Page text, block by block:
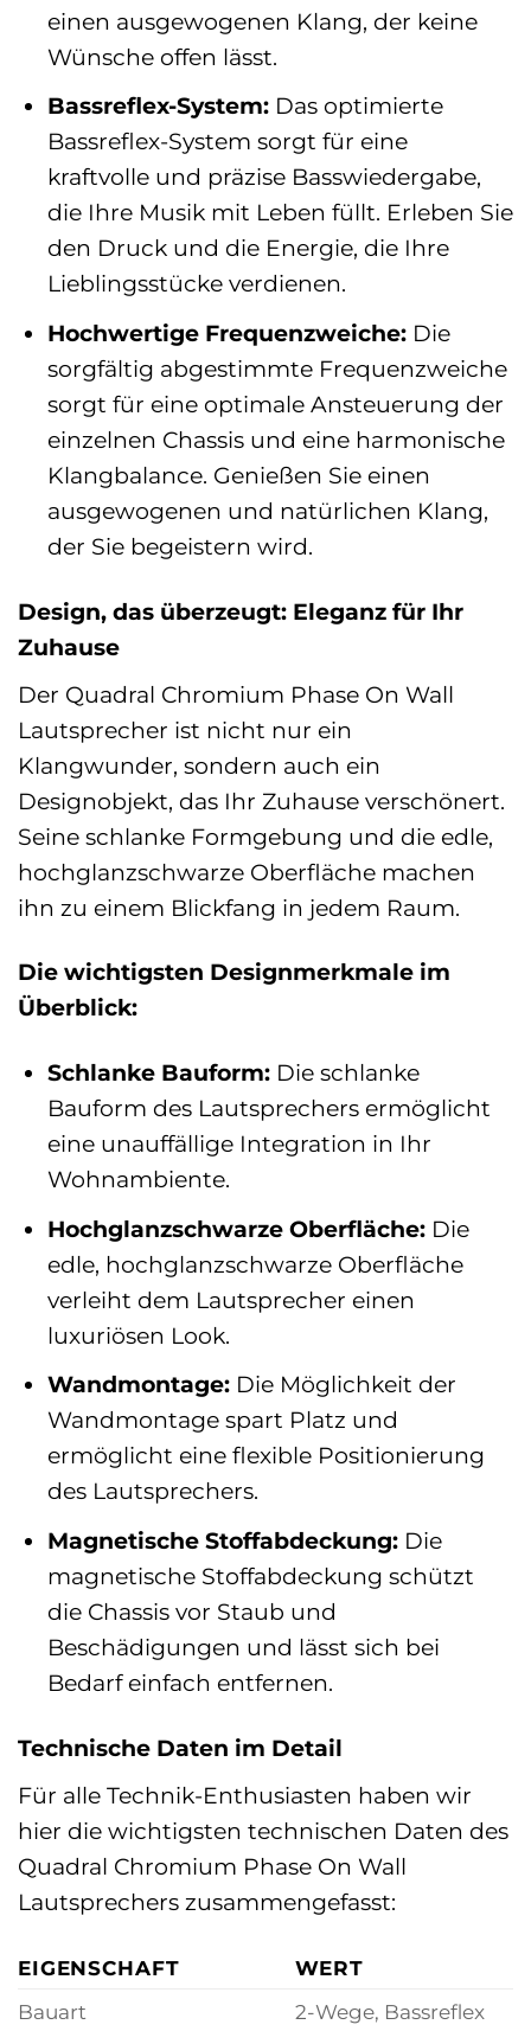
einen ausgewogenen Klang, der keine
Wünsche offen lässt.
Bassreflex-System:Das optimierte
Bassreflex-System sorgt für eine
kraftvolle und präzise Basswiedergabe,
die Ihre Musik mit Leben füllt. Erleben Sie
den Druck und die Energie, die Ihre
Lieblingsstücke verdienen.
Hochwertige Frequenzweiche:Die
sorgfältig abgestimmte Frequenzweiche
sorgt für eine optimale Ansteuerung der
einzelnen Chassis und eine harmonische
Klangbalance. Genießen Sie einen
ausgewogenen und natürlichen Klang,
der Sie begeistern wird.
Design, das überzeugt: Eleganz für Ihr
Zuhause
Der Quadral Chromium Phase On Wall
Lautsprecher ist nicht nur ein
Klangwunder, sondern auch ein
Designobjekt, das Ihr Zuhause verschönert.
Seine schlanke Formgebung und die edle,
hochglanzschwarze Oberfläche machen
ihn zu einem Blickfang in jedem Raum.
Die wichtigsten Designmerkmale im
Überblick:
Schlanke Bauform:Die schlanke
Bauform des Lautsprechers ermöglicht
eine unauffällige Integration in Ihr
Wohnambiente.
Hochglanzschwarze Oberfläche:Die
edle, hochglanzschwarze Oberfläche
verleiht dem Lautsprecher einen
luxuriösen Look.
Wandmontage:Die Möglichkeit der
Wandmontage spart Platz und
ermöglicht eine flexible Positionierung
des Lautsprechers.
Magnetische Stoffabdeckung:Die
magnetische Stoffabdeckung schützt
die Chassis vor Staub und
Beschädigungen und lässt sich bei
Bedarf einfach entfernen.
Technische Daten im Detail
Für alle Technik-Enthusiasten haben wir
hier die wichtigsten technischen Daten des
Quadral Chromium Phase On Wall
Lautsprechers zusammengefasst:
EIGENSCHAFT
WERT
Bauart
2-Wege, Bassreflex